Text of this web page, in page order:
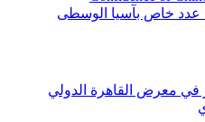
عدد خاص بآسيا الوسطى
في معرض القاهرة الدولي